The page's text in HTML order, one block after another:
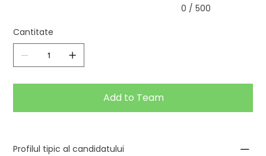
0 / 500
Cantitate
Add to Team
Profilul tipic al candidatului